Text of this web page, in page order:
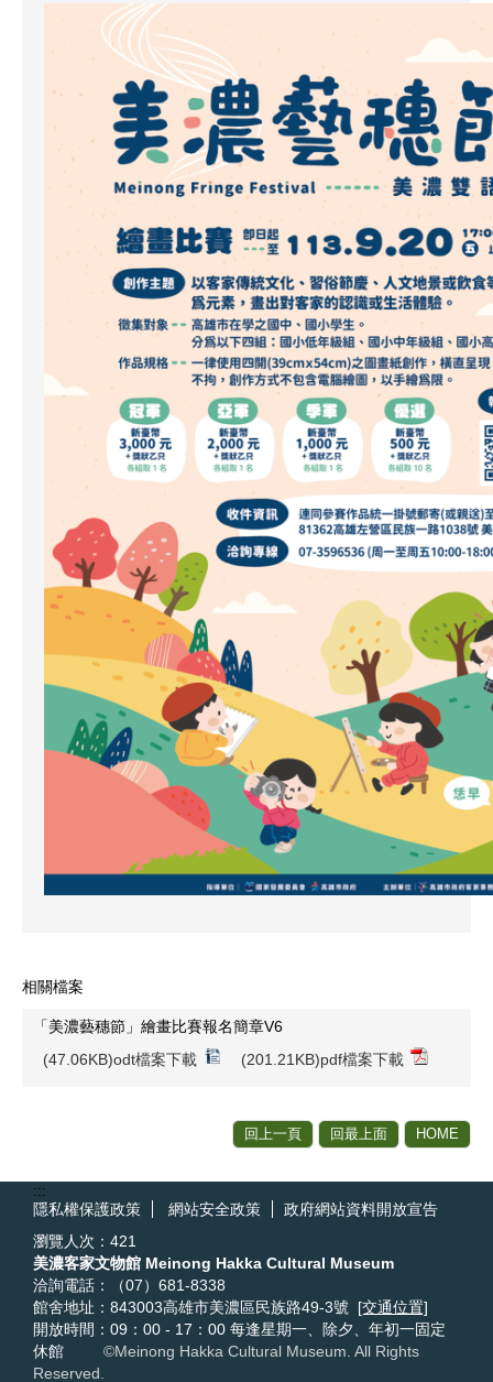
相關檔案
「美濃藝穗節」繪畫比賽報名簡章V6
(47.06KB)odt檔案下載
(201.21KB)pdf檔案下載
回上一頁 回最上面 HOME
:::
隱私權保護政策
網站安全政策
政府網站資料開放宣告
瀏覽人次： 421
美濃客家文物館 Meinong Hakka Cultural Museum
洽詢電話：（07）681-8338
館舍地址：843003高雄市美濃區民族路49-3號 [交通位置]
開放時間：09：00 - 17：00 每逢星期一、除夕、年初一固定
休館
©Meinong Hakka Cultural Museum. All Rights
Reserved.